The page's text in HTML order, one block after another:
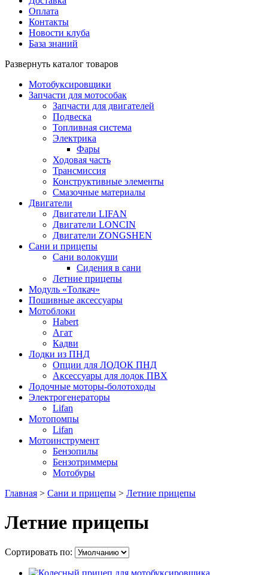
Оплата
Контакты
Новости клуба
База знаний
Развернуть каталог товаров
Мотобуксировщики
Запчасти для мотособак
Запчасти для двигателей
Подвеска
Топливная система
Электрика
Фары
Ходовая часть
Трансмиссия
Конструктивные элементы
Смазочные материалы
Двигатели
Двигатели LIFAN
Двигатели LONCIN
Двигатели ZONGSHEN
Сани и прицепы
Сани волокуши
Сидения в сани
Летние прицепы
Модуль «Толкач»
Пошивные аксессуары
Мотоблоки
Habert
Агат
Кадви
Лодки из ПНД
Опции для ЛОДОК ПНД
Аксессуары для лодок ПВХ
Лодочные моторы-болотоходы
Электрогенераторы
Lifan
Мотопомпы
Lifan
Мотоинструмент
Бензопилы
Бензотриммеры
Мотобуры
Главная > Сани и прицепы > Летние прицепы
Летние прицепы
Сортировать по: